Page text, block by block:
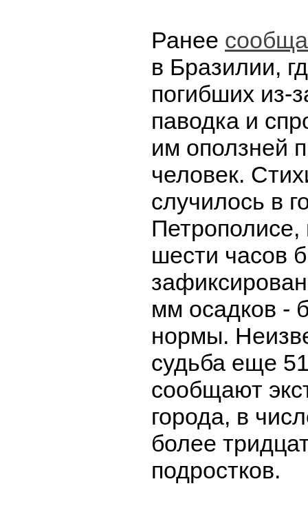
Ранее
в Бразилии,
погибших из-
паводка и
им оползней
человек.
случилось в
Петрополисе,
шести часов
мм осадков -
нормы.
судьба еще
сообщают
города, в
более
подростков.